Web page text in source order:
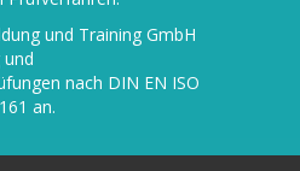
und Training GmbH
nach DIN EN ISO
an.